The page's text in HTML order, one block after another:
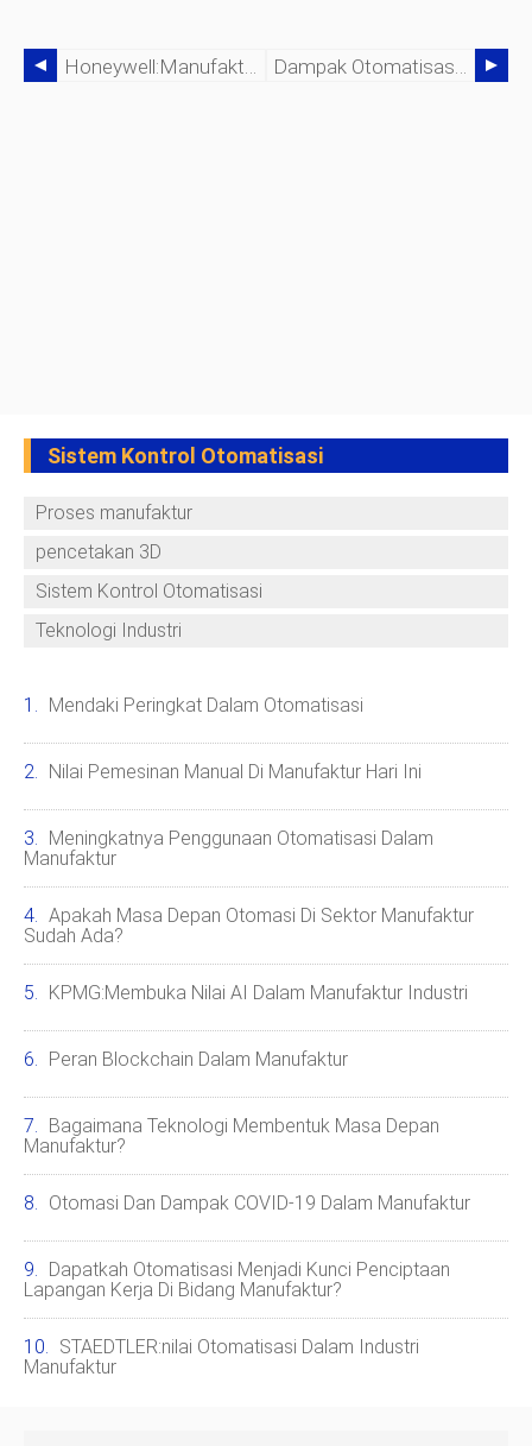
Honeywell:Manufaktur &otomatisasi Gudang Logistik Dampak Otomatisasi Pada Keandalan Peralatan
Sistem Kontrol Otomatisasi
Proses manufaktur
pencetakan 3D
Sistem Kontrol Otomatisasi
Teknologi Industri
Mendaki Peringkat Dalam Otomatisasi
Nilai Pemesinan Manual Di Manufaktur Hari Ini
Meningkatnya Penggunaan Otomatisasi Dalam
Manufaktur
Apakah Masa Depan Otomasi Di Sektor Manufaktur
Sudah Ada?
KPMG:Membuka Nilai AI Dalam Manufaktur Industri
Peran Blockchain Dalam Manufaktur
Bagaimana Teknologi Membentuk Masa Depan
Manufaktur?
Otomasi Dan Dampak COVID-19 Dalam Manufaktur
Dapatkah Otomatisasi Menjadi Kunci Penciptaan
Lapangan Kerja Di Bidang Manufaktur?
STAEDTLER:nilai Otomatisasi Dalam Industri
Manufaktur